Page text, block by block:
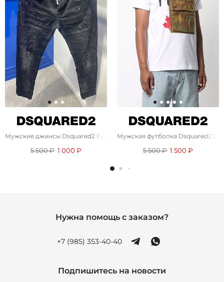
Мужские джинсы Dsquared2 Eviction Notice - Black
5 500 ₽ 1 000 ₽
Мужская футболка Dsquared2
5 500 ₽ 1 500 ₽
Нужна помощь с заказом?
+7 (985) 353-40-40
Подпишитесь на новости